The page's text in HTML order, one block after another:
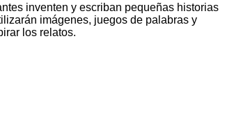
inventen y escriban pequeñas historias
imágenes, juegos de palabras y
los relatos.